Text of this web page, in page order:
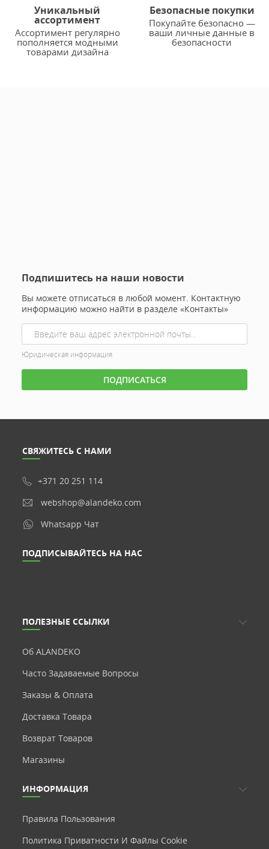
Уникальный
ассортимент
Ассортимент регулярно
пополняется модными
товарами дизайна
Безопасные покупки
Покупайте безопасно —
ваши личные данные в
безопасности
Подпишитесь на наши новости
Вы можете отписаться в любой момент. Контактную
информацию можно найти в разделе «Контакты»
Юридическая информация
СВЯЖИТЕСЬ С НАМИ
+371 20 251 114
webshop@alandeko.com
Whatsapp Чат
ПОЛЕЗНЫЕ ССЫЛКИ
Об ALANDEKO
Часто Задаваемые Вопросы
Заказы & Оплата
Доставка Товара
Возврат Товаров
Магазины
ПОДПИСЫВАЙТЕСЬ НА НАС
ИНФОРМАЦИЯ
Правила Пользования
Политика Приватности И Файлы Cookie